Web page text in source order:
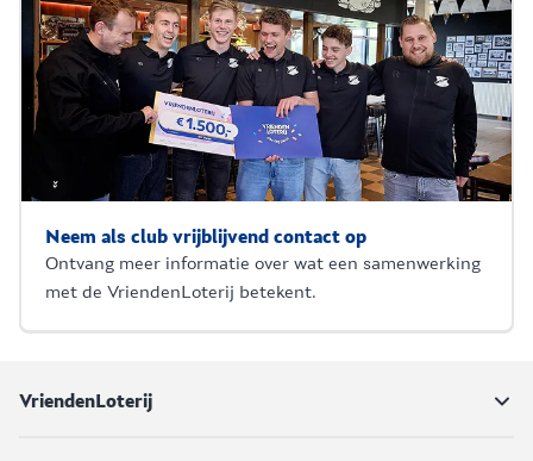
Neem als club vrijblijvend contact op
Ontvang meer informatie over wat een samenwerking
met de VriendenLoterij betekent.
VriendenLoterij